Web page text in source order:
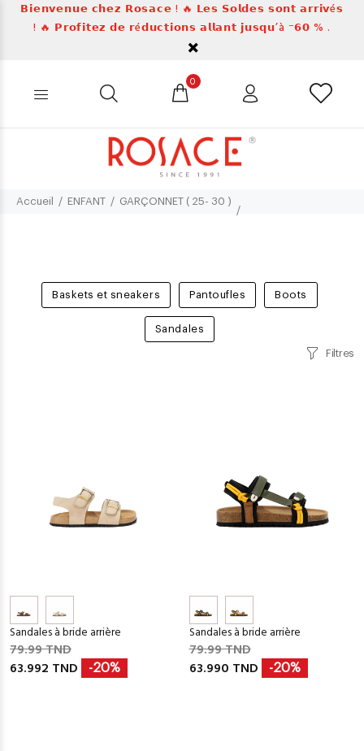
𝗕𝗶𝗲𝗻𝘃𝗲𝗻𝘂𝗲 𝗰𝗵𝗲𝘇 𝗥𝗼𝘀𝗮𝗰𝗲 ! 🔥 𝗟𝗲𝘀 𝗦𝗼𝗹𝗱𝗲𝘀 𝘀𝗼𝗻𝘁 𝗮𝗿𝗿𝗶𝘃é𝘀
! 🔥 𝗣𝗿𝗼𝗳𝗶𝘁𝗲𝘇 𝗱𝗲 𝗿é𝗱𝘂𝗰𝘁𝗶𝗼𝗻𝘀 𝗮𝗹𝗹𝗮𝗻𝘁 𝗷𝘂𝘀𝗾𝘂’à ⁻𝟲𝟬 % .
0
Accueil ENFANT GARÇONNET ( 25- 30 )
Baskets et sneakers Pantoufles Boots
Sandales
Filtres
Sandales à bride arrière
79.99 TND
63.992 TND
-20%
Sandales à bride arrière
79.99 TND
63.990 TND
-20%